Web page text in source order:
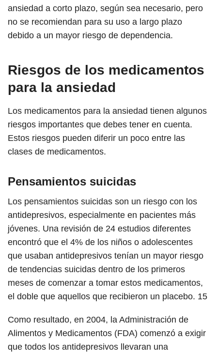
ansiedad a corto plazo, según sea necesario, pero
no se recomiendan para su uso a largo plazo
debido a un mayor riesgo de dependencia.
Riesgos de los medicamentos
para la ansiedad
Los medicamentos para la ansiedad tienen algunos
riesgos importantes que debes tener en cuenta.
Estos riesgos pueden diferir un poco entre las
clases de medicamentos.
Pensamientos suicidas
Los pensamientos suicidas son un riesgo con los
antidepresivos, especialmente en pacientes más
jóvenes. Una revisión de 24 estudios diferentes
encontró que el 4% de los niños o adolescentes
que usaban antidepresivos tenían un mayor riesgo
de tendencias suicidas dentro de los primeros
meses de comenzar a tomar estos medicamentos,
el doble que aquellos que recibieron un placebo. 15
Como resultado, en 2004, la Administración de
Alimentos y Medicamentos (FDA) comenzó a exigir
que todos los antidepresivos llevaran una